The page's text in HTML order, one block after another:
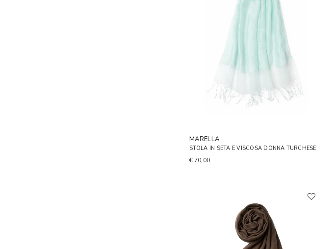
MARELLA
STOLA IN SETA E VISCOSA DONNA TURCHESE
€ 70,00